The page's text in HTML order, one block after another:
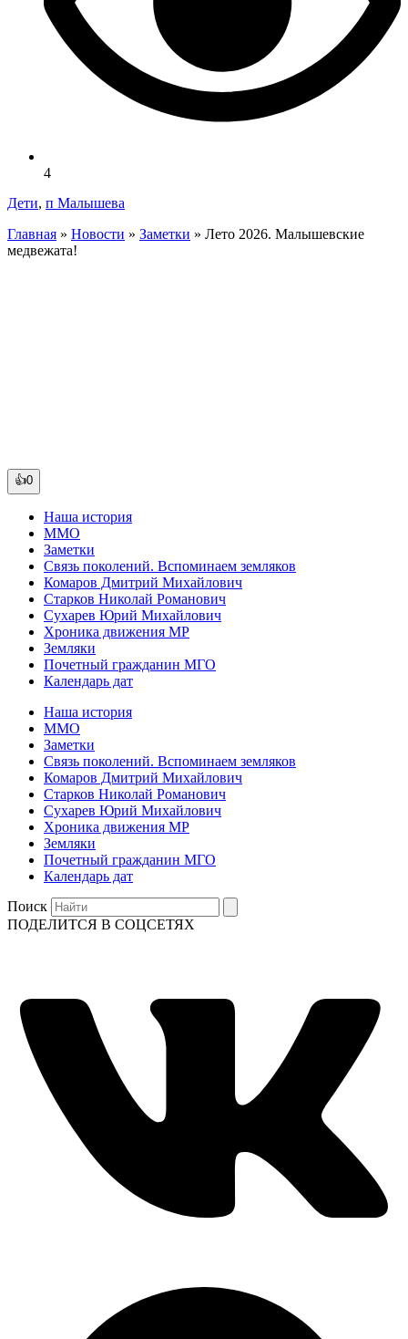
4
Дети, п Малышева
Главная » Новости » Заметки » Лето 2026. Малышевские
медвежата!
👍0
Наша история
ММО
Заметки
Связь поколений. Вспоминаем земляков
Комаров Дмитрий Михайлович
Старков Николай Романович
Сухарев Юрий Михайлович
Хроника движения МР
Земляки
Почетный гражданин МГО
Календарь дат
Наша история
ММО
Заметки
Связь поколений. Вспоминаем земляков
Комаров Дмитрий Михайлович
Старков Николай Романович
Сухарев Юрий Михайлович
Хроника движения МР
Земляки
Почетный гражданин МГО
Календарь дат
Поиск
ПОДЕЛИТСЯ В СОЦСЕТЯХ